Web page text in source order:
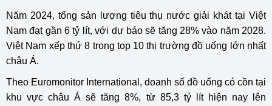
Năm 2024, tổng sản lượng tiêu thụ nước giải khát tại Việt
Nam đạt gần 6 tỷ lít, với dự báo sẽ tăng 28% vào năm 2028.
Việt Nam xếp thứ 8 trong top 10 thị trường đồ uống lớn nhất
châu Á.
Theo Euromonitor International, doanh số đồ uống có cồn tại
khu vực châu Á sẽ tăng 8%, từ 85,3 tỷ lít hiện nay lên